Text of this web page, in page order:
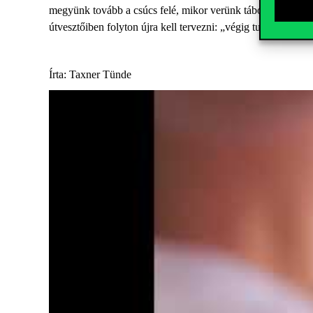
megyünk tovább a csúcs felé, mikor verünk tábort, mik a
útvesztőiben folyton újra kell tervezni: „végig tudjuk,
Írta: Taxner Tünde